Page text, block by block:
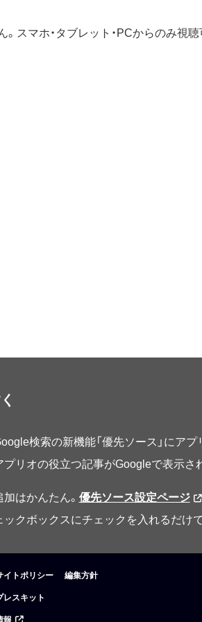
スマホ・タブレット・PCからのみ視聴
検索の新機能「優先ソース」にアプ
プリオの役立つ記事がGoogleで表示さ
加はかんたん。 優先ソース設定ページ
ックボックスにチェックを入れるだけで
イトポリシー 編集方針
レスキット
報